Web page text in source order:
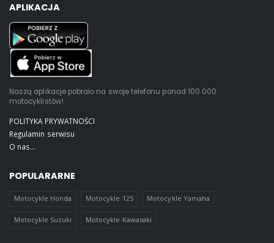
APLIKACJA
Naszą aplikacje pobrało na swoje telefonu ponad 100 000
motocyklistów!
POLITYKA PRYWATNOŚCI
Regulamin serwisu
O nas...
POPULARARNE
Motocykle Honda Motocykle 125 Motocykle Yamaha
Motocykle Suzuki Motocykle Kawasaki